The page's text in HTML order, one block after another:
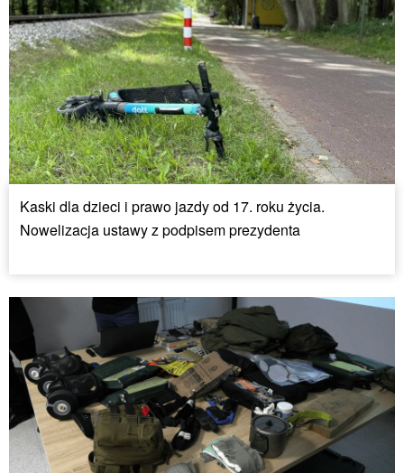
Kaski dla dzieci i prawo jazdy od 17. roku życia.
Nowelizacja ustawy z podpisem prezydenta